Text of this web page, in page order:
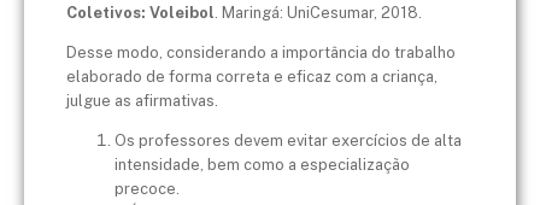
Coletivos: Voleibol. Maringá: UniCesumar, 2018.
Desse modo, considerando a importância do trabalho
elaborado de forma correta e eficaz com a criança,
julgue as afirmativas.
Os professores devem evitar exercícios de alta
intensidade, bem como a especialização
precoce.